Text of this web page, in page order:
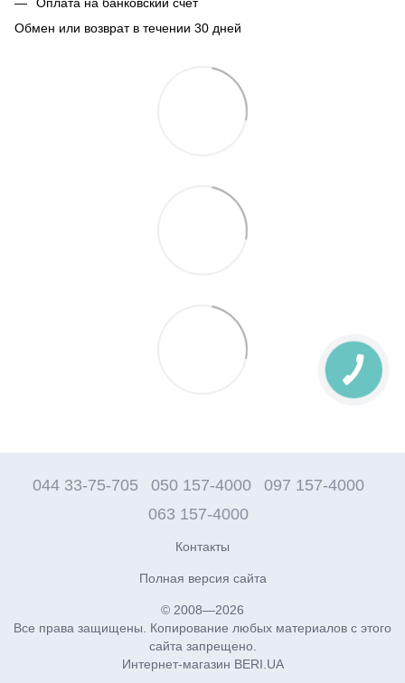
Обмен или возврат в течении 30 дней
044 33-75-705 050 157-4000
097 157-4000
063 157-4000
Контакты
Полная версия сайта
© 2008—2026
Все права защищены. Копирование любых материалов с этого
сайта запрещено.
Интернет-магазин BERI.UA